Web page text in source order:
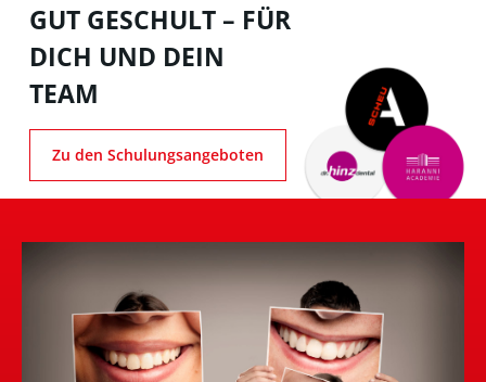
GUT GESCHULT – FÜR
DICH UND DEIN
TEAM
Zu den Schulungsangeboten